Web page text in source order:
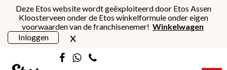
Deze Etos website wordt geëxploiteerd door Etos Assen
Kloosterveen onder de Etos winkelformule onder eigen
voorwaarden van de franchisenemer! Winkelwagen
Inloggen
x